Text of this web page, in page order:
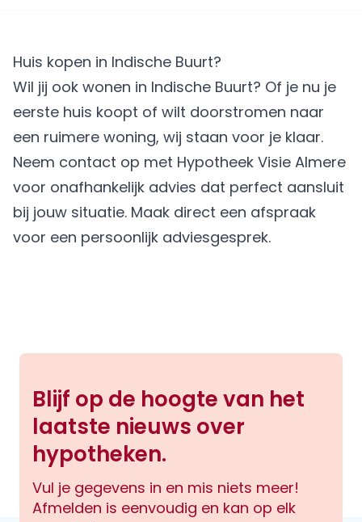
Huis kopen in Indische Buurt?
Wil jij ook wonen in Indische Buurt? Of je nu je
eerste huis koopt of wilt doorstromen naar
een ruimere woning, wij staan voor je klaar.
Neem contact op met Hypotheek Visie Almere
voor onafhankelijk advies dat perfect aansluit
bij jouw situatie. Maak direct een afspraak
voor een persoonlijk adviesgesprek.
Blijf op de hoogte van het
laatste nieuws over
hypotheken.
Vul je gegevens in en mis niets meer!
Afmelden is eenvoudig en kan op elk